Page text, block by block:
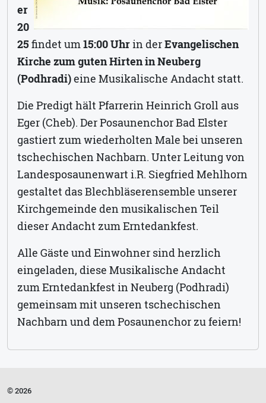
er
20
25 findet um 15:00 Uhrin derEvangelischen
Kirche zum guten Hirten in Neuberg
(Podhradi)eine Musikalische Andacht statt.
Die Predigt hält Pfarrerin Heinrich Groll aus
Eger (Cheb). Der Posaunenchor Bad Elster
gastiert zum wiederholten Male bei unseren
tschechischen Nachbarn. Unter Leitung von
Landesposaunenwart i.R. Siegfried Mehlhorn
gestaltet das Blechbläserensemble unserer
Kirchgemeinde den musikalischen Teil
dieser Andacht zum Erntedankfest.
Alle Gäste und Einwohner sind herzlich
eingeladen, diese Musikalische Andacht
zum Erntedankfest in Neuberg (Podhradi)
gemeinsam mit unseren tschechischen
Nachbarn und dem Posaunenchor zu feiern!
© 2026